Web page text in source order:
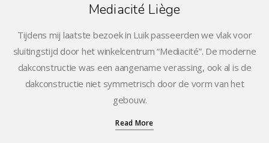
Mediacité Liège
Tijdens mij laatste bezoek in Luik passeerden we vlak voor
sluitingstijd door het winkelcentrum “Mediacité”. De moderne
dakconstructie was een aangename verassing, ook al is de
dakconstructie niet symmetrisch door de vorm van het
gebouw.
Read More